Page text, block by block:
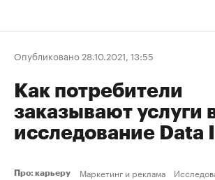
Опубликовано 28.10.2021, 13:55
Как потребители
заказывают услуги
исследование Data
Про: карьеру Маркетинг и реклама